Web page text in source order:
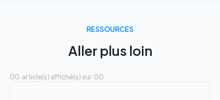
RESSOURCES
Aller plus loin
00 article(s) affiché(s) sur 00